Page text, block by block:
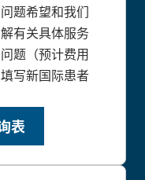
题希望和我们
有关具体服务
题（预计费用
写新国际患者
表